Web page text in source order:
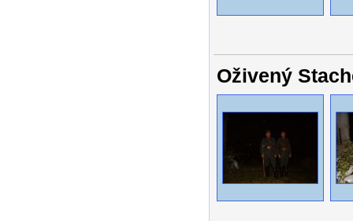
Oživený